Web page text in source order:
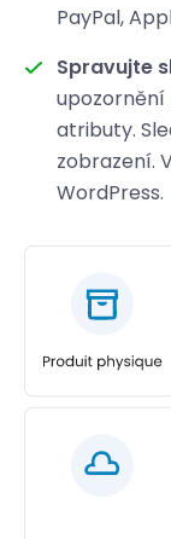
PayPal,
Spravujte
upozornění
atributy.
zobrazení.
WordPress.